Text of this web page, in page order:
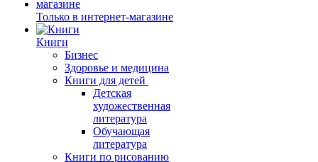
Только в интернет-магазине
Книги
Бизнес
Здоровье и медицина
Книги для детей
Детская
художественная
литература
Обучающая
литература
Книги по рисованию